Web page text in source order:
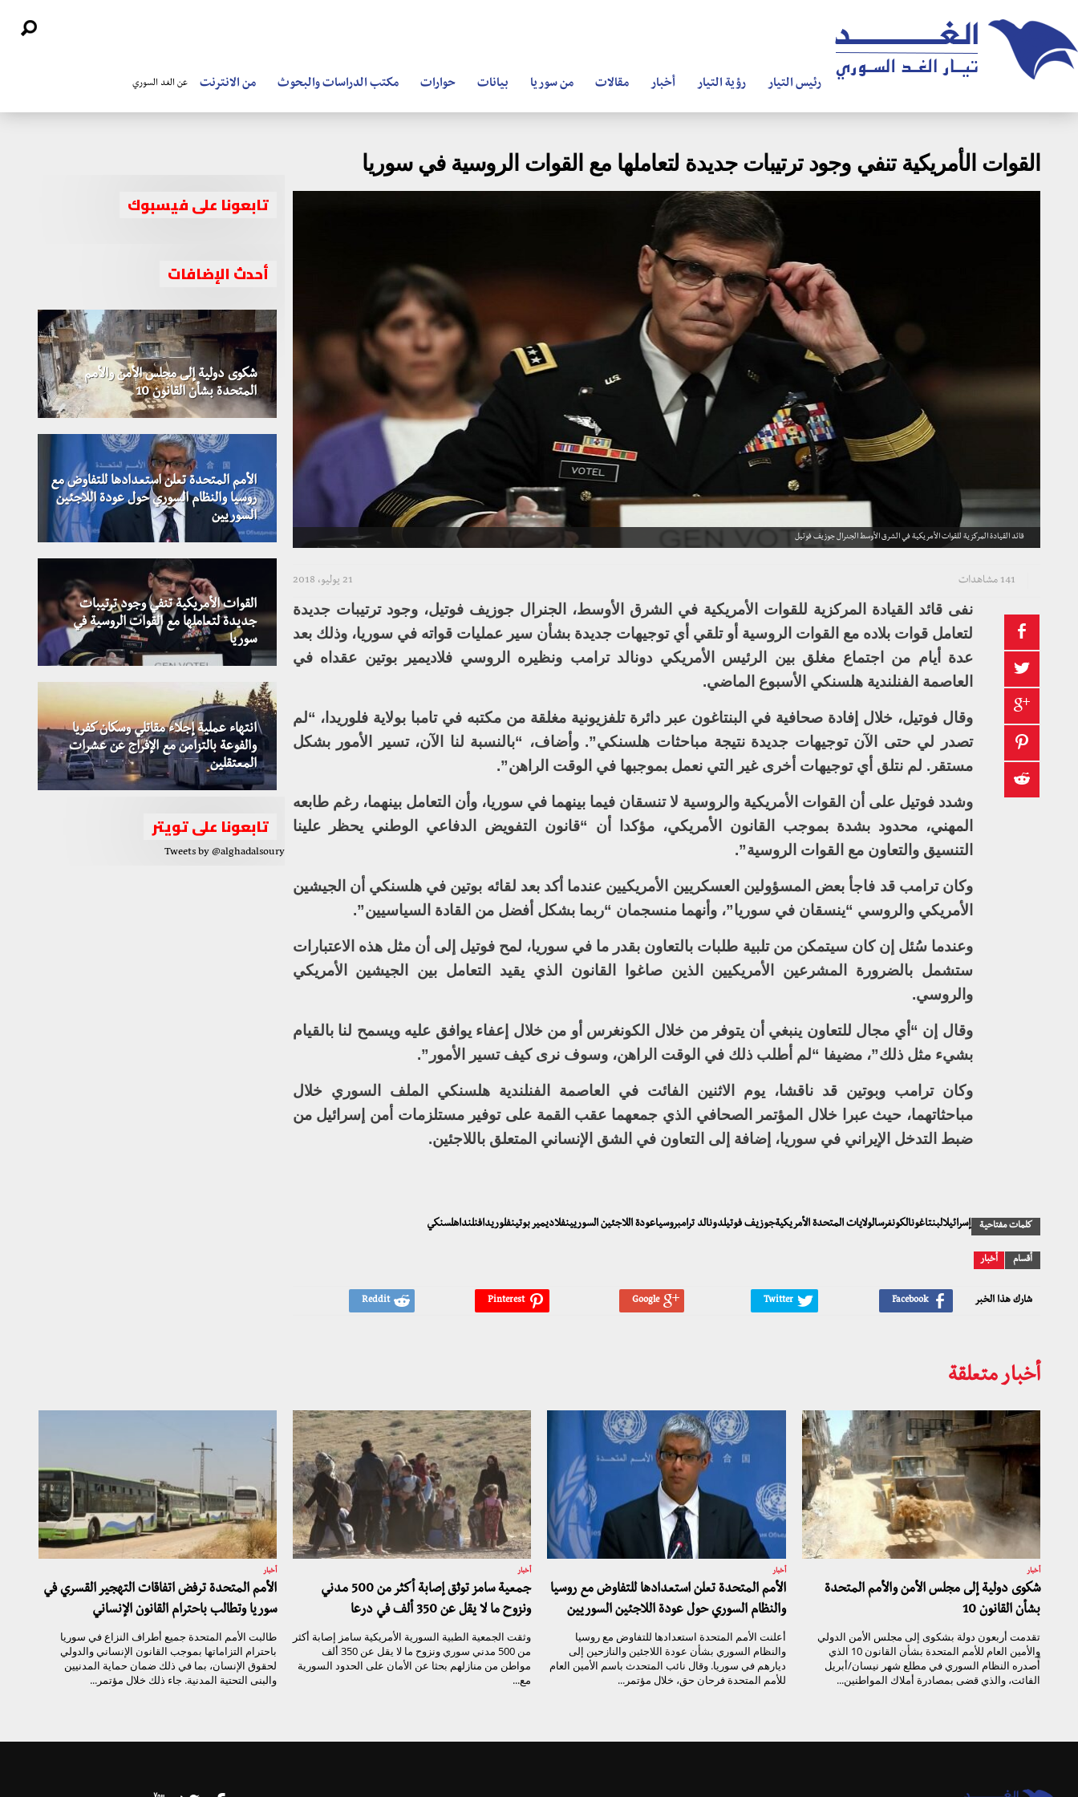
رئيس التيار رؤية التيار أخبار مقالات من سوريا بيانات حوارات مكتب الدراسات والبحوث من الانترنت عن الغد السوري
القوات الأمريكية تنفي وجود ترتيبات جديدة لتعاملها مع القوات الروسية في سوريا
قائد القيادة المركزية للقوات الأمريكية في الشرق الأوسط الجنرال جوزيف فوتيل
21 يوليو، 2018 141 مشاهدات
نفى قائد القيادة المركزية للقوات الأمريكية في الشرق الأوسط، الجنرال جوزيف فوتيل، وجود ترتيبات جديدة
لتعامل قوات بلاده مع القوات الروسية أو تلقي أي توجيهات جديدة بشأن سير عمليات قواته في سوريا، وذلك بعد
عدة أيام من اجتماع مغلق بين الرئيس الأمريكي دونالد ترامب ونظيره الروسي فلاديمير بوتين عقداه في
العاصمة الفنلندية هلسنكي الأسبوع الماضي.
وقال فوتيل، خلال إفادة صحافية في البنتاغون عبر دائرة تلفزيونية مغلقة من مكتبه في تامبا بولاية فلوريدا، “لم
تصدر لي حتى الآن توجيهات جديدة نتيجة مباحثات هلسنكي”. وأضاف، “بالنسبة لنا الآن، تسير الأمور بشكل
مستقر. لم نتلق أي توجيهات أخرى غير التي نعمل بموجبها في الوقت الراهن”.
وشدد فوتيل على أن القوات الأمريكية والروسية لا تنسقان فيما بينهما في سوريا، وأن التعامل بينهما، رغم طابعه
المهني، محدود بشدة بموجب القانون الأمريكي، مؤكدا أن “قانون التفويض الدفاعي الوطني يحظر علينا
التنسيق والتعاون مع القوات الروسية”.
وكان ترامب قد فاجأ بعض المسؤولين العسكريين الأمريكيين عندما أكد بعد لقائه بوتين في هلسنكي أن الجيشين
الأمريكي والروسي “ينسقان في سوريا”، وأنهما منسجمان “ربما بشكل أفضل من القادة السياسيين”.
وعندما سُئل إن كان سيتمكن من تلبية طلبات بالتعاون بقدر ما في سوريا، لمح فوتيل إلى أن مثل هذه الاعتبارات
ستشمل بالضرورة المشرعين الأمريكيين الذين صاغوا القانون الذي يقيد التعامل بين الجيشين الأمريكي
والروسي.
وقال إن “أي مجال للتعاون ينبغي أن يتوفر من خلال الكونغرس أو من خلال إعفاء يوافق عليه ويسمح لنا بالقيام
بشيء مثل ذلك”، مضيفا “لم أطلب ذلك في الوقت الراهن، وسوف نرى كيف تسير الأمور”.
وكان ترامب وبوتين قد ناقشا، يوم الاثنين الفائت في العاصمة الفنلندية هلسنكي الملف السوري خلال
مباحثاتهما، حيث عبرا خلال المؤتمر الصحافي الذي جمعهما عقب القمة على توفير مستلزمات أمن إسرائيل من
ضبط التدخل الإيراني في سوريا، إضافة إلى التعاون في الشق الإنساني المتعلق باللاجئين.
كلمات مفتاحية إسرائيلالبنتاغونالكونغرسالولايات المتحدة الأمريكيةجوزيف فوتيلدونالد ترامبروسياعودة اللاجئين السوريينفلاديمير بوتينفلوريدافنلنداهلسنكي
أقسام أخبار
شارك هذا الخبر
تابعونا على فيسبوك
أحدث الإضافات
شكوى دولية إلى مجلس الأمن والأمم
المتحدة بشأن القانون 10
الأمم المتحدة تعلن استعدادها للتفاوض مع
روسيا والنظام السوري حول عودة اللاجئين
السوريين
القوات الأمريكية تنفي وجود ترتيبات
جديدة لتعاملها مع القوات الروسية في
سوريا
انتهاء عملية إجلاء مقاتلي وسكان كفريا
والفوعة بالتزامن مع الإفراج عن عشرات
المعتقلين
تابعونا على تويتر
Tweets by @alghadalsoury
أخبار متعلقة
أخبار
شكوى دولية إلى مجلس الأمن والأمم المتحدة
بشأن القانون 10
تقدمت أربعون دولة بشكوى إلى مجلس الأمن الدولي
والأمين العام للأمم المتحدة بشأن القانون 10 الذي
أًصدره النظام السوري في مطلع شهر نيسان/أبريل
الفائت، والذي قضى بمصادرة أملاك المواطنين...
أخبار
الأمم المتحدة تعلن استعدادها للتفاوض مع روسيا
والنظام السوري حول عودة اللاجئين السوريين
أعلنت الأمم المتحدة استعدادها للتفاوض مع روسيا
والنظام السوري بشأن عودة اللاجئين والنازحين إلى
ديارهم في سوريا. وقال نائب المتحدث باسم الأمين العام
للأمم المتحدة فرحان حق، خلال مؤتمر...
أخبار
جمعية سامز توثق إصابة أكثر من 500 مدني
ونزوح ما لا يقل عن 350 ألف في درعا
وثقت الجمعية الطبية السورية الأمريكية سامز إصابة أكثر
من 500 مدني سوري ونزوح ما لا يقل عن 350 ألف
مواطن من منازلهم بحثا عن الأمان على الحدود السورية
مع...
أخبار
الأمم المتحدة ترفض اتفاقات التهجير القسري في
سوريا وتطالب باحترام القانون الإنساني
طالبت الأمم المتحدة جميع أطراف النزاع في سوريا
باحترام التزاماتها بموجب القانون الإنساني والدولي
لحقوق الإنسان، بما في ذلك ضمان حماية المدنيين
والبنى التحتية المدنية. جاء ذلك خلال مؤتمر...